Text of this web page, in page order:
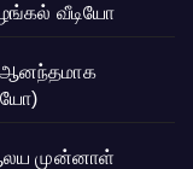
வீடியோ
ஆனந்தமாக
முன்னாள்